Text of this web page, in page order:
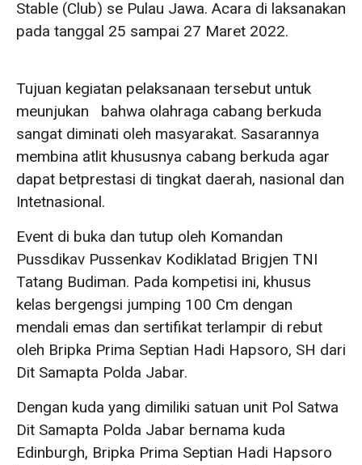
Stable (Club) se Pulau Jawa. Acara di laksanakan
pada tanggal 25 sampai 27 Maret 2022.
Tujuan kegiatan pelaksanaan tersebut untuk
meunjukan bahwa olahraga cabang berkuda
sangat diminati oleh masyarakat. Sasarannya
membina atlit khususnya cabang berkuda agar
dapat betprestasi di tingkat daerah, nasional dan
Intetnasional.
Event di buka dan tutup oleh Komandan
Pussdikav Pussenkav Kodiklatad Brigjen TNI
Tatang Budiman. Pada kompetisi ini, khusus
kelas bergengsi jumping 100 Cm dengan
mendali emas dan sertifikat terlampir di rebut
oleh Bripka Prima Septian Hadi Hapsoro, SH dari
Dit Samapta Polda Jabar.
Dengan kuda yang dimiliki satuan unit Pol Satwa
Dit Samapta Polda Jabar bernama kuda
Edinburgh, Bripka Prima Septian Hadi Hapsoro